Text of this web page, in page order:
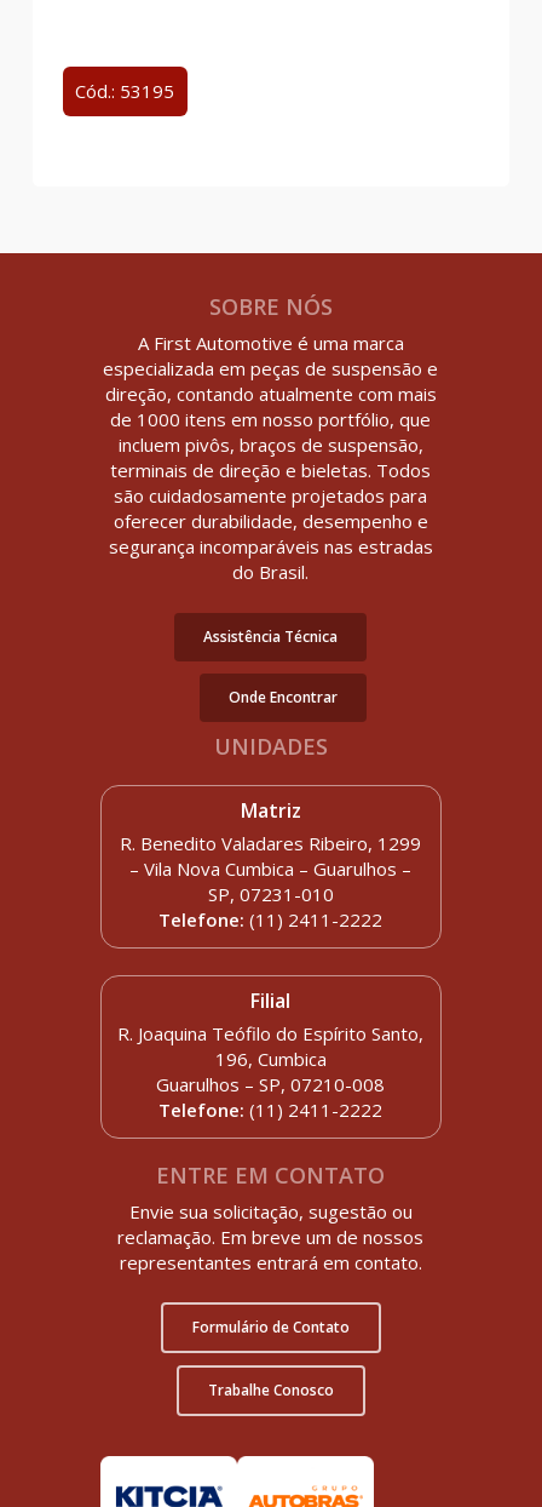
Cód.: 53195
SOBRE NÓS
A First Automotive é uma marca
especializada em peças de suspensão e
direção, contando atualmente com mais
de 1000 itens em nosso portfólio, que
incluem pivôs, braços de suspensão,
terminais de direção e bieletas. Todos
são cuidadosamente projetados para
oferecer durabilidade, desempenho e
segurança incomparáveis nas estradas
do Brasil.
Assistência Técnica
Onde Encontrar
UNIDADES
Matriz
R. Benedito Valadares Ribeiro, 1299
– Vila Nova Cumbica – Guarulhos –
SP, 07231-010
Telefone:(11) 2411-2222
Filial
R. Joaquina Teófilo do Espírito Santo,
196, Cumbica
Guarulhos – SP, 07210-008
Telefone: (11) 2411-2222
ENTRE EM CONTATO
Envie sua solicitação, sugestão ou
reclamação. Em breve um de nossos
representantes entrará em contato.
Formulário de Contato
Trabalhe Conosco